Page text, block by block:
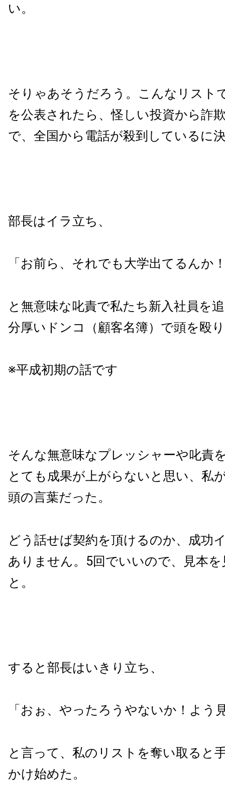
い。
そりゃあそうだろう。こんなリスト
を公表されたら、怪しい投資から詐
で、全国から電話が殺到しているに
部長はイラ立ち、
「お前ら、それでも大学出てるんか
と無意味な叱責で私たち新入社員を
分厚いドンコ（顧客名簿）で頭を殴
※平成初期の話です
そんな無意味なプレッシャーや叱責
とても成果が上がらないと思い、私
頭の言葉だった。
どう話せば契約を頂けるのか、成功
ありません。5回でいいので、見本
と。
すると部長はいきり立ち、
「おぉ、やったろうやないか！よう
と言って、私のリストを奪い取ると
かけ始めた。